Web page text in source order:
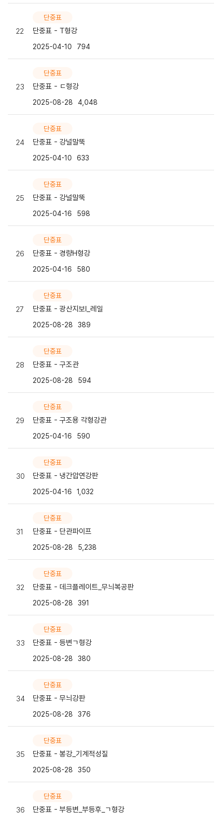
22
단중표
단중표 - T형강
2025-04-10 794
23
단중표
단중표 - ㄷ형강
2025-08-28 4,048
24
단중표
단중표 - 강널말뚝
2025-04-10 633
25
단중표
단중표 - 강널말뚝
2025-04-16 598
26
단중표
단중표 - 경량H형강
2025-04-16 580
27
단중표
단중표 - 광산지보l_레일
2025-08-28 389
28
단중표
단중표 - 구조관
2025-08-28 594
29
단중표
단중표 - 구조용 각형강관
2025-04-16 590
30
단중표
단중표 - 냉간압연강판
2025-04-16 1,032
31
단중표
단중표 - 단관파이프
2025-08-28 5,238
32
단중표
단중표 - 데크플레이트_무늬복공판
2025-08-28 391
33
단중표
단중표 - 등변ㄱ형강
2025-08-28 380
34
단중표
단중표 - 무늬강판
2025-08-28 376
35
단중표
단중표 - 봉강_기계적성질
2025-08-28 350
36
단중표
단중표 - 부등변_부등후_ㄱ형강